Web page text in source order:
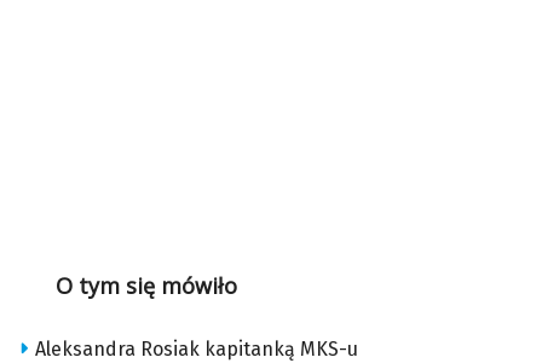
O tym się mówiło
Aleksandra Rosiak kapitanką MKS-u